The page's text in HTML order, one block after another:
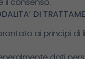
il consenso.
DI
ai principi